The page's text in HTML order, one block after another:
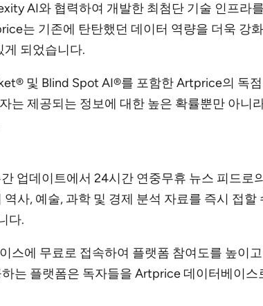
AI와 협력하여 개발한 최첨단 기술 인프라
는 기존에 탄탄했던 데이터 역량을 더욱 강
게 되었습니다.
및 Blind Spot AI®를 포함한 Artprice의 독
는 제공되는 정보에 대한 높은 확률뿐만 아니
업데이트에서 24시간 연중무휴 뉴스 피드로
사, 예술, 과학 및 경제 분석 자료를 즉시 접
다.
스에 무료로 접속하여 플랫폼 참여도를 높이
는 플랫폼은 독자들을 Artprice 데이터베이